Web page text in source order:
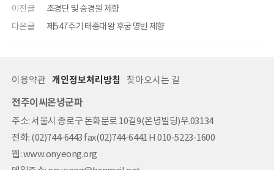
이전글
조경단 및 승경원 제향
다은글
제547주기 태종대왕 후궁 명빈 제향
이용약관 개인정보처리방침 찾아오시는 길
전주이씨온녕군파
주소: 서울시 종로구 돈화문로 10길9(온녕빌딩)우.03134
전화: (02)744-6443 fax(02)744-6441 H 010-5223-1600
웹: www.onyeong.org